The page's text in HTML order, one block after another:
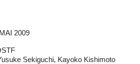
2009
Sekiguchi, Kayoko Kishimoto